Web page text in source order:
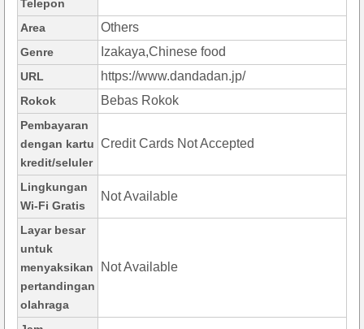
Telepon
Area Others
Genre Izakaya,Chinese food
URL https://www.dandadan.jp/
Rokok Bebas Rokok
Pembayaran
dengan kartu
kredit/seluler
Credit Cards Not Accepted
Lingkungan
Wi-Fi Gratis
Not Available
Layar besar
untuk
menyaksikan
pertandingan
olahraga
Not Available